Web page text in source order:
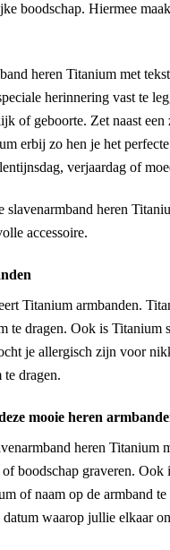
boodschap. Hiermee
heren Titanium met
herinnering vast te
of geboorte. Zet naast een
erbij zo hen je het
verjaardag of
slavenarmband heren
accessoire.
Titanium armbanden.
te dragen. Ook is Titanium
je allergisch zijn voor
dragen.
mooie heren
heren Titanium
boodschap graveren. Ook
of naam op de armband te
waarop jullie elkaar